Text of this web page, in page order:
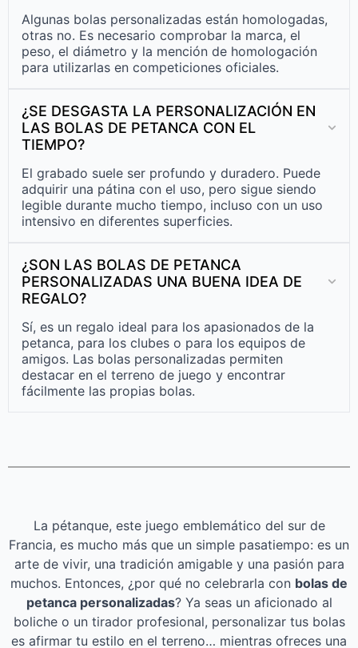
Algunas bolas personalizadas están homologadas,
otras no. Es necesario comprobar la marca, el
peso, el diámetro y la mención de homologación
para utilizarlas en competiciones oficiales.
¿SE DESGASTA LA PERSONALIZACIÓN EN
LAS BOLAS DE PETANCA CON EL
TIEMPO?
El grabado suele ser profundo y duradero. Puede
adquirir una pátina con el uso, pero sigue siendo
legible durante mucho tiempo, incluso con un uso
intensivo en diferentes superficies.
¿SON LAS BOLAS DE PETANCA
PERSONALIZADAS UNA BUENA IDEA DE
REGALO?
Sí, es un regalo ideal para los apasionados de la
petanca, para los clubes o para los equipos de
amigos. Las bolas personalizadas permiten
destacar en el terreno de juego y encontrar
fácilmente las propias bolas.
La pétanque, este juego emblemático del sur de
Francia, es mucho más que un simple pasatiempo: es un
arte de vivir, una tradición amigable y una pasión para
muchos. Entonces, ¿por qué no celebrarla con bolas de
petanca personalizadas? Ya seas un aficionado al
boliche o un tirador profesional, personalizar tus bolas
es afirmar tu estilo en el terreno… mientras ofreces una